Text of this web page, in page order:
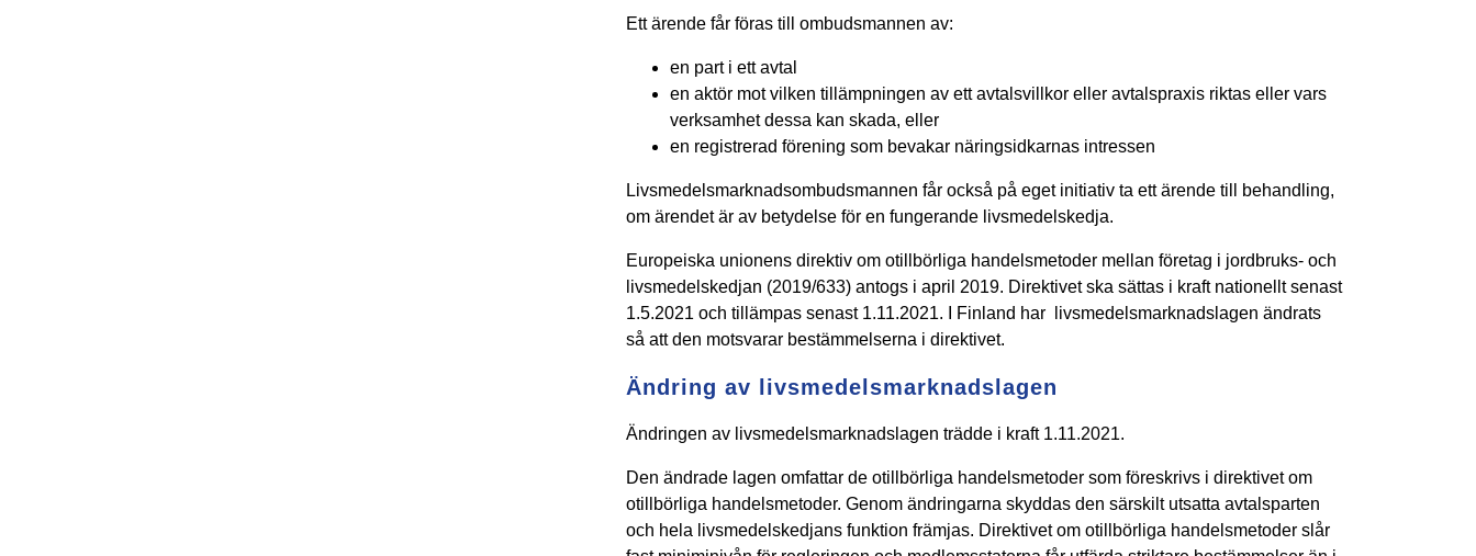
Ett ärende får föras till ombudsmannen av:
en part i ett avtal
en aktör mot vilken tillämpningen av ett avtalsvillkor eller avtalspraxis riktas eller vars
verksamhet dessa kan skada, eller
en registrerad förening som bevakar näringsidkarnas intressen
Livsmedelsmarknadsombudsmannen får också på eget initiativ ta ett ärende till behandling,
om ärendet är av betydelse för en fungerande livsmedelskedja.
Europeiska unionens direktiv om otillbörliga handelsmetoder mellan företag i jordbruks- och
livsmedelskedjan (2019/633) antogs i april 2019. Direktivet ska sättas i kraft nationellt senast
1.5.2021 och tillämpas senast 1.11.2021. I Finland har livsmedelsmarknadslagen ändrats
så att den motsvarar bestämmelserna i direktivet.
Ändring av livsmedelsmarknadslagen
Ändringen av livsmedelsmarknadslagen trädde i kraft 1.11.2021.
Den ändrade lagen omfattar de otillbörliga handelsmetoder som föreskrivs i direktivet om
otillbörliga handelsmetoder. Genom ändringarna skyddas den särskilt utsatta avtalsparten
och hela livsmedelskedjans funktion främjas. Direktivet om otillbörliga handelsmetoder slår